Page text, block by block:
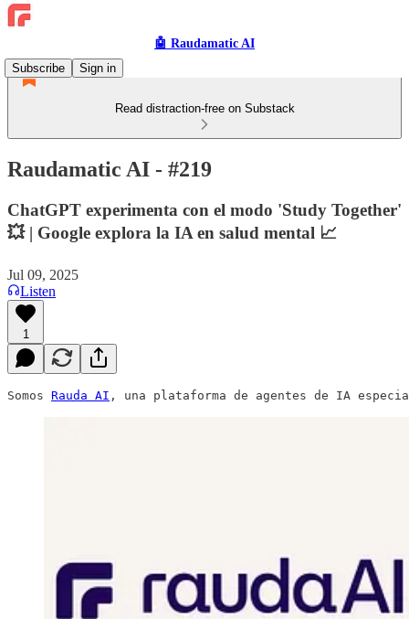
🤖 Raudamatic AI
Subscribe
Sign in
Read distraction-free on Substack
Raudamatic AI - #219
ChatGPT experimenta con el modo 'Study Together'
💥 | Google explora la IA en salud mental 📈
Jul 09, 2025
Listen
1
Somos Rauda AI , una plataforma de agentes de IA